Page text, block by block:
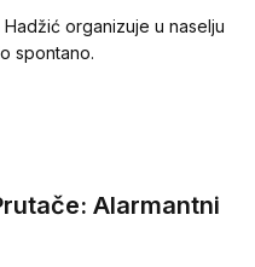
organizuje u naselju
spontano.
Alarmantni